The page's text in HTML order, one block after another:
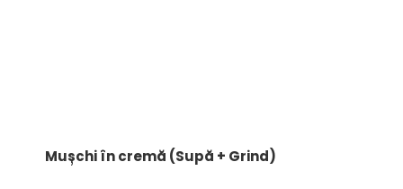
Mușchi în cremă (Supă + Grind)